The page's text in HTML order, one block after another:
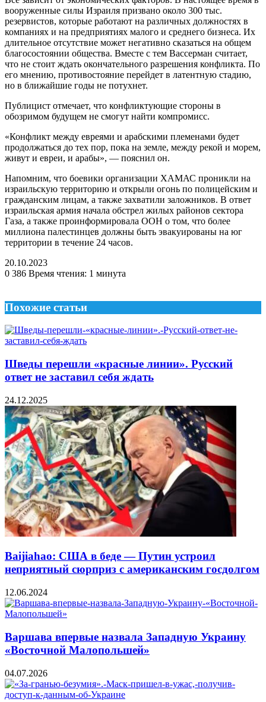
вооруженные силы Израиля призвано около 300 тыс.
резервистов, которые работают на различных должностях в
компаниях и на предприятиях малого и среднего бизнеса. Их
длительное отсутствие может негативно сказаться на общем
благосостоянии общества. Вместе с тем Вассерман считает,
что не стоит ждать окончательного разрешения конфликта. По
его мнению, противостояние перейдет в латентную стадию,
но в ближайшие годы не потухнет.
Публицист отмечает, что конфликтующие стороны в
обозримом будущем не смогут найти компромисс.
«Конфликт между евреями и арабскими племенами будет
продолжаться до тех пор, пока на земле, между рекой и морем,
живут и евреи, и арабы», — пояснил он.
Напомним, что боевики организации ХАМАС проникли на
израильскую территорию и открыли огонь по полицейским и
гражданским лицам, а также захватили заложников. В ответ
израильская армия начала обстрел жилых районов сектора
Газа, а также проинформировала ООН о том, что более
миллиона палестинцев должны быть эвакуированы на юг
территории в течение 24 часов.
20.10.2023
0 386 Время чтения: 1 минута
Похожие статьи
Шведы перешли «красные линии». Русский
ответ не заставил себя ждать
24.12.2025
Baijiahao: США в беде — Путин устроил
неприятный сюрприз с американским госдолгом
12.06.2024
Варшава впервые назвала Западную Украину
«Восточной Малопольшей»
04.07.2026